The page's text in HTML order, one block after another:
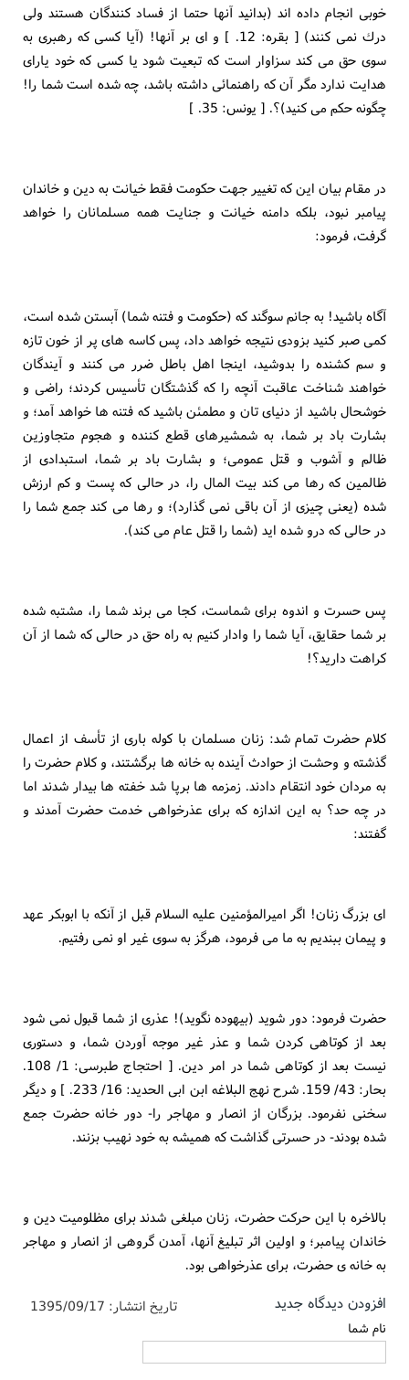
خوبى انجام داده اند (بدانيد آنها حتما از فساد كنندگان هستند ولى
درك نمى كنند) [ بقره: 12. ] و اى بر آنها! (آيا كسى كه رهبرى به
سوى حق مى كند سزاوار است كه تبعيت شود يا كسى كه خود ياراى
هدايت ندارد مگر آن كه راهنمائى داشته باشد، چه شده است شما را!
چگونه حكم مى كنيد)؟. [ يونس: 35. ]
در مقام بيان اين كه تغيير جهت حكومت فقط خيانت به دين و خاندان
پيامبر نبود، بلكه دامنه خيانت و جنايت همه مسلمانان را خواهد
گرفت، فرمود:
آگاه باشيد! به جانم سوگند كه (حكومت و فتنه شما) آبستن شده است،
كمى صبر كنيد بزودى نتيجه خواهد داد، پس كاسه هاى پر از خون تازه
و سم كشنده را بدوشيد، اينجا اهل باطل ضرر مى كنند و آيندگان
خواهند شناخت عاقبت آنچه را كه گذشتگان تأسيس كردند؛ راضى و
خوشحال باشيد از دنياى تان و مطمئن باشيد كه فتنه ها خواهد آمد؛ و
بشارت باد بر شما، به شمشيرهاى قطع كننده و هجوم متجاوزين
ظالم و آشوب و قتل عمومى؛ و بشارت باد بر شما، استبدادى از
ظالمين كه رها مى كند بيت المال را، در حالى كه پست و كم ارزش
شده (يعنى چيزى از آن باقى نمى گذارد)؛ و رها مى كند جمع شما را
در حالى كه درو شده ايد (شما را قتل عام مى كند).
پس حسرت و اندوه براى شماست، كجا مى برند شما را، مشتبه شده
بر شما حقايق، آيا شما را وادار كنيم به راه حق در حالى كه شما از آن
كراهت داريد؟!
كلام حضرت تمام شد: زنان مسلمان با كوله بارى از تأسف از اعمال
گذشته و وحشت از حوادث آينده به خانه ها برگشتند، و كلام حضرت را
به مردان خود انتقام دادند. زمزمه ها برپا شد خفته ها بيدار شدند اما
در چه حد؟ به اين اندازه كه براى عذرخواهى خدمت حضرت آمدند و
گفتند:
اى بزرگ زنان! اگر اميرالمؤمنين عليه السلام قبل از آنكه با ابوبكر عهد
و پيمان ببنديم به ما مى فرمود، هرگز به سوى غير او نمى رفتيم.
حضرت فرمود: دور شويد (بيهوده نگويد)! عذرى از شما قبول نمى شود
بعد از كوتاهى كردن شما و عذر غير موجه آوردن شما، و دستورى
نيست بعد از كوتاهى شما در امر دين. [ احتجاج طبرسى: 1/ 108.
بحار: 43/ 159. شرح نهج البلاغه ابن ابى الحديد: 16/ 233. ] و ديگر
سخنى نفرمود. بزرگان از انصار و مهاجر را- دور خانه حضرت جمع
شده بودند- در حسرتى گذاشت كه هميشه به خود نهيب بزنند.
بالاخره با اين حركت حضرت، زنان مبلغى شدند براى مظلوميت دين و
خاندان پيامبر؛ و اولين اثر تبليغ آنها، آمدن گروهى از انصار و مهاجر
به خانه ى حضرت، براى عذرخواهى بود.
تاریخ انتشار: 1395/09/17 افزودن دیدگاه جدید
نام شما